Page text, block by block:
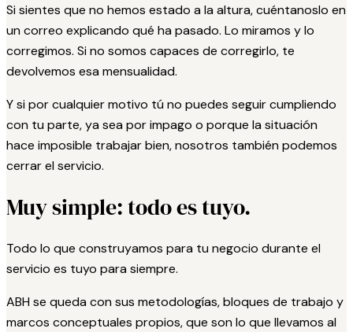
Si sientes que no hemos estado a la altura, cuéntanoslo en
un correo explicando qué ha pasado. Lo miramos y lo
corregimos. Si no somos capaces de corregirlo, te
devolvemos esa mensualidad.
Y si por cualquier motivo tú no puedes seguir cumpliendo
con tu parte, ya sea por impago o porque la situación
hace imposible trabajar bien, nosotros también podemos
cerrar el servicio.
Muy simple: todo es tuyo.
Todo lo que construyamos para tu negocio durante el
servicio es tuyo para siempre.
ABH se queda con sus metodologías, bloques de trabajo y
marcos conceptuales propios, que son lo que llevamos al